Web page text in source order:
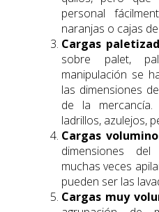
personal
naranjas o cajas
Cargas
sobre palet,
manipulación se
las dimensiones
de la
ladrillos, azulejos,
Cargas
dimensiones
muchas veces
pueden ser las
Cargas muy